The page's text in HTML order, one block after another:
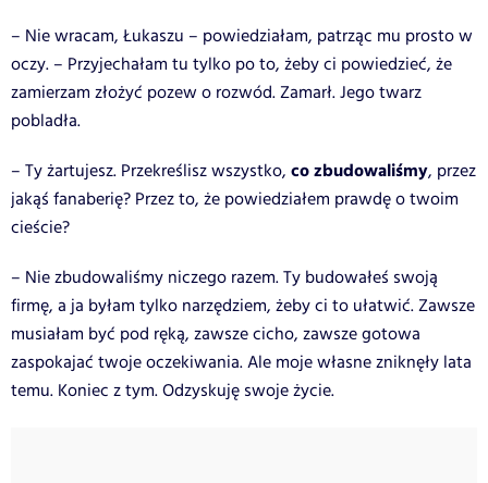
– Nie wracam, Łukaszu – powiedziałam, patrząc mu prosto w
oczy. – Przyjechałam tu tylko po to, żeby ci powiedzieć, że
zamierzam złożyć pozew o rozwód. Zamarł. Jego twarz
pobladła.
– Ty żartujesz. Przekreślisz wszystko, co zbudowaliśmy, przez
jakąś fanaberię? Przez to, że powiedziałem prawdę o twoim
cieście?
– Nie zbudowaliśmy niczego razem. Ty budowałeś swoją
firmę, a ja byłam tylko narzędziem, żeby ci to ułatwić. Zawsze
musiałam być pod ręką, zawsze cicho, zawsze gotowa
zaspokajać twoje oczekiwania. Ale moje własne zniknęły lata
temu. Koniec z tym. Odzyskuję swoje życie.